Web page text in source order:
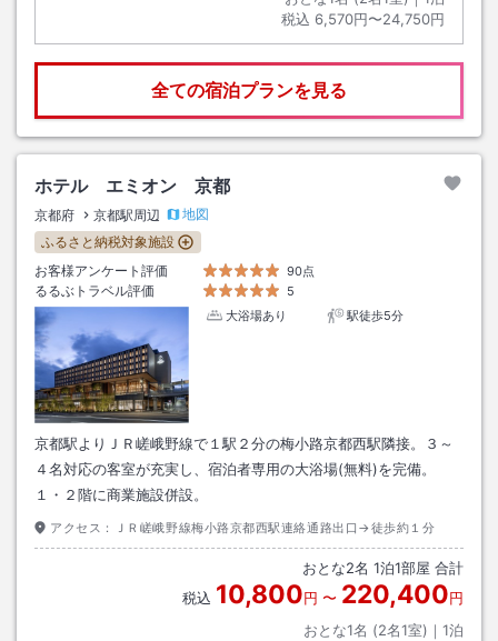
税込 6,570円〜24,750円
全ての宿泊プランを見る
ホテル エミオン 京都
京都府 京都駅周辺
地図
ふるさと納税対象施設
お客様アンケート評価
90点
るるぶトラベル評価
5
大浴場あり
駅徒歩5分
京都駅よりＪＲ嵯峨野線で１駅２分の梅小路京都西駅隣接。３～
４名対応の客室が充実し、宿泊者専用の大浴場(無料)を完備。
１・２階に商業施設併設。
アクセス： ＪＲ嵯峨野線梅小路京都西駅連絡通路出口→徒歩約１分
おとな2名 1泊1部屋 合計
税込 10,800円 〜 220,400円
おとな1名 (2名1室)｜ 1泊